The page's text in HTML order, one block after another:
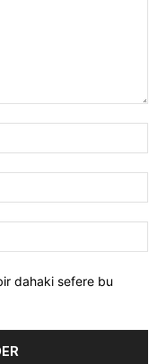
dahaki sefere bu